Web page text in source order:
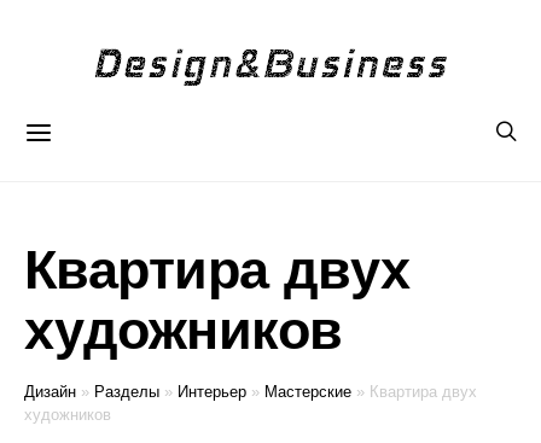
Квартира двух
художников
Дизайн » Разделы » Интерьер » Мастерские » Квартира двух
художников